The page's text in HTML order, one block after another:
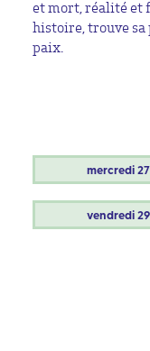
et mort, réalité et
histoire, trouve sa
paix.
mercredi27
vendredi29